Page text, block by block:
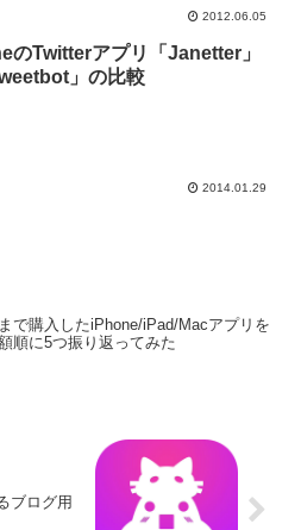
2012.06.05
のTwitterアプリ「Janetter」
」の比較
2014.01.29
で購入したiPhone/iPad/Macアプリを
順に5つ振り返ってみた
ブログ用